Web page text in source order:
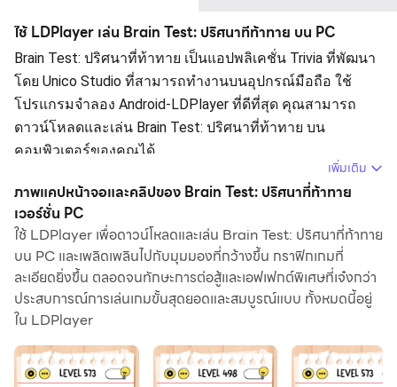
ใช้ LDPlayer เล่น Brain Test: ปริศนาที่ท้าทาย บน PC
Brain Test: ปริศนาที่ท้าทาย เป็นแอปพลิเคชั่น Trivia ที่พัฒนา
โดย Unico Studio ที่สามารถทำงานบนอุปกรณ์มือถือ ใช้
โปรแกรมจำลอง Android-LDPlayer ที่ดีที่สุด คุณสามารถ
ดาวน์โหลดและเล่น Brain Test: ปริศนาที่ท้าทาย บน
คอมพิวเตอร์ของคุณได้
การใช้ Brain Test: ปริศนาที่ท้าทาย บนคอมพิวเตอร์ คุณ
สามารถเรียกดูได้อย่างชัดเจนบนหน้าจอขนาดใหญ่ และการ
ควบคุมแอปพลิเคชันด้วยเมาส์และคีย์บอร์ดนั้นเร็วกว่าการใช้
แป้นพิมพ์หน้าจอสัมผัสมากและคุณจะไม่ต้องกังวลกับพลัง
ของอุปกรณ์ของคุณเลย
ด้วยคุณสมบัติเปิดหลายรายการและการซิงค์ คุณสามารถ
ฟังก์ชันการถ่ายโอนไฟล์ทำให้การแบ่งปันรูปภาพ วิดีโอ และ
เพิ่มเติม
ภาพแคปหน้าจอและคลิปของ Brain Test: ปริศนาที่ท้าทาย
เวอร์ชั่น PC
ใช้ LDPlayer เพื่อดาวน์โหลดและเล่น Brain Test: ปริศนาที่ท้าทาย
บน PC และเพลิดเพลินไปกับมุมมองที่กว้างขึ้น กราฟิกเกมที่
ละเอียดยิ่งขึ้น ตลอดจนทักษะการต่อสู้และเอฟเฟกต์พิเศษที่เจ๋งกว่า
ประสบการณ์การเล่นเกมขั้นสุดยอดและสมบูรณ์แบบ ทั้งหมดนี้อยู่
ใน LDPlayer